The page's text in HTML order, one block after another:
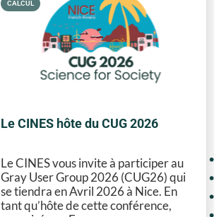
CALCUL
Le CINES hôte du CUG 2026
Le CINES vous invite à participer au
Gray User Group 2026 (CUG26) qui
se tiendra en Avril 2026 à Nice. En
tant qu’hôte de cette conférence,